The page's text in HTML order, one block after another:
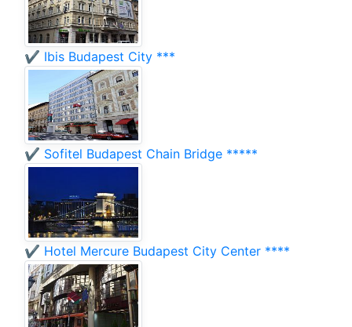
✔️ Ibis Budapest City ***
✔️ Sofitel Budapest Chain Bridge *****
✔️ Hotel Mercure Budapest City Center ****